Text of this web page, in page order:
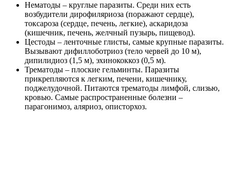
Нематоды – круглые паразиты. Среди них есть
возбудители дирофиляриоза (поражают сердце),
токсароза (сердце, печень, легкие), аскаридоза
(кишечник, печень, желчный пузырь, пищевод).
Цестоды – ленточные глисты, самые крупные паразиты.
Вызывают дифиллоботриоз (тело червей до 10 м),
дипилидиоз (1,5 м), эхинококкоз (0,5 м).
Трематоды – плоские гельминты. Паразиты
прикрепляются к легким, печени, кишечнику,
поджелудочной. Питаются трематоды лимфой, слизью,
кровью. Самые распространенные болезни –
парагонимоз, аляриоз, описторхоз.